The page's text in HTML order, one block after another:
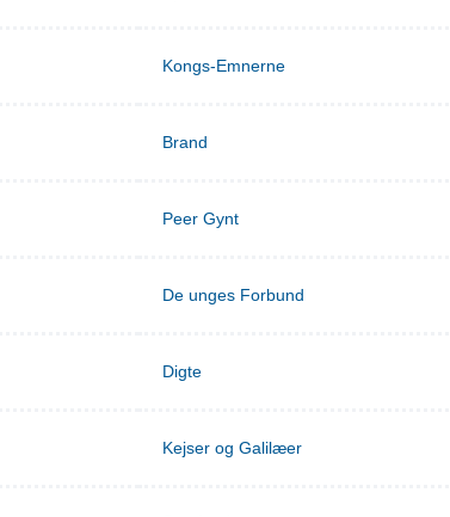
Kongs-Emnerne
Brand
Peer Gynt
De unges Forbund
Digte
Kejser og Galilæer